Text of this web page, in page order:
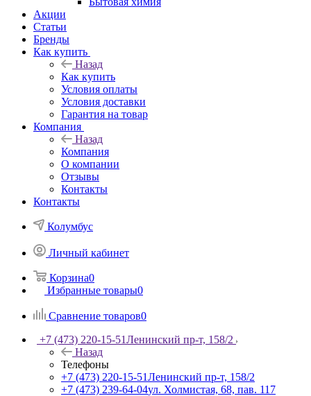
Акции
Статьи
Бренды
Как купить
Назад
Как купить
Условия оплаты
Условия доставки
Гарантия на товар
Компания
Назад
Компания
О компании
Отзывы
Контакты
Контакты
Колумбус
Личный кабинет
Корзина0
Избранные товары0
Сравнение товаров0
+7 (473) 220-15-51Ленинский пр-т, 158/2
Назад
Телефоны
+7 (473) 220-15-51Ленинский пр-т, 158/2
+7 (473) 239-64-04ул. Холмистая, 68, пав. 117